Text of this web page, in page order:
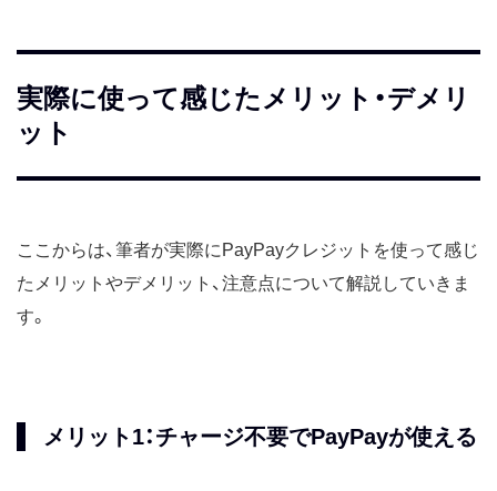
実際に使って感じたメリット・デメリ
ット
ここからは、筆者が実際にPayPayクレジットを使って感じ
たメリットやデメリット、注意点について解説していきま
す。
メリット1：チャージ不要でPayPayが使える